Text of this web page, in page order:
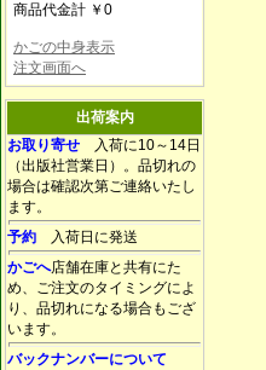
商品代金計 ￥0
かごの中身表示
注文画面へ
出荷案内
お取り寄せ 入荷に10～14日
（出版社営業日）。品切れの
場合は確認次第ご連絡いたし
ます。
予約 入荷日に発送
かごへ店舗在庫と共有にた
め、ご注文のタイミングによ
り、品切れになる場合もござ
います。
バックナンバーについて